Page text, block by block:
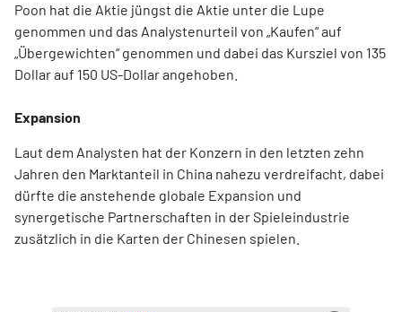
Poon hat die Aktie jüngst die Aktie unter die Lupe
genommen und das Analystenurteil von „Kaufen“ auf
„Übergewichten“ genommen und dabei das Kursziel von 135
Dollar auf 150 US-Dollar angehoben.
Expansion
Laut dem Analysten hat der Konzern in den letzten zehn
Jahren den Marktanteil in China nahezu verdreifacht, dabei
dürfte die anstehende globale Expansion und
synergetische Partnerschaften in der Spieleindustrie
zusätzlich in die Karten der Chinesen spielen.